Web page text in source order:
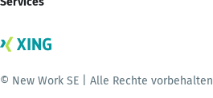
© New Work SE | Alle Rechte vorbehalten